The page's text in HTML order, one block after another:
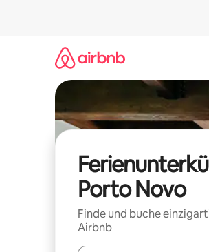
Porto Novo
Finde und buche
Airbnb